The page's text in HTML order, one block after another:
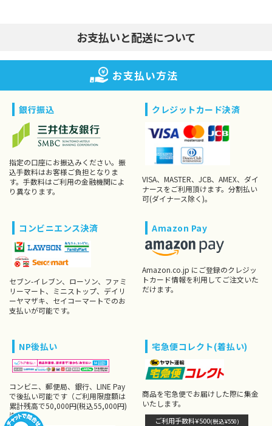
お支払いと配送について
お支払い方法
銀行振込
指定の口座にお振込みください。振
込手数料はお客様ご負担となりま
す。手数料はご利用の金融機関によ
り異なります。
クレジットカード決済
VISA、MASTER、JCB、AMEX、ダイ
ナースをご利用頂けます。分割払い
可(ダイナース除く)。
コンビニエンス決済
セブン-イレブン、ローソン、ファミ
リーマート、ミニストップ、デイリ
ーヤマザキ、セイコーマートでのお
支払いが可能です。
Amazon Pay
Amazon.co.jp にご登録のクレジッ
トカード情報を利用してご注文いた
だけます。
NP後払い
コンビニ、郵便局、銀行、LINE Pay
で後払い可能です（ご利用限度額は
累計残高で50,000円(税込55,000円)
迄）。
宅急便コレクト(着払い)
商品を宅急便でお届けした際に集金
いたします。
ご利用手数料¥500(税込¥550)